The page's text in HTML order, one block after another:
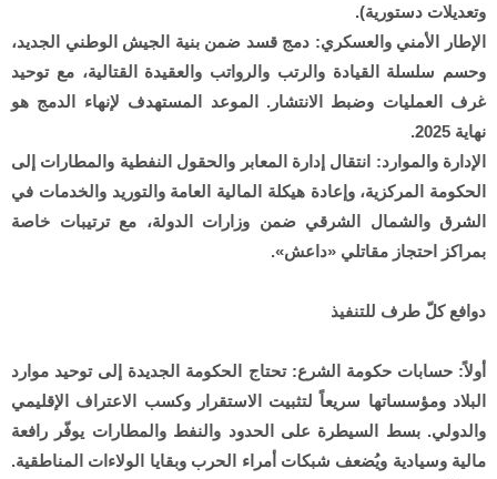
وتعديلات دستورية).
الإطار الأمني والعسكري: دمج قسد ضمن بنية الجيش الوطني الجديد،
وحسم سلسلة القيادة والرتب والرواتب والعقيدة القتالية، مع توحيد
غرف العمليات وضبط الانتشار. الموعد المستهدف لإنهاء الدمج هو
نهاية 2025.
الإدارة والموارد: انتقال إدارة المعابر والحقول النفطية والمطارات إلى
الحكومة المركزية، وإعادة هيكلة المالية العامة والتوريد والخدمات في
الشرق والشمال الشرقي ضمن وزارات الدولة، مع ترتيبات خاصة
بمراكز احتجاز مقاتلي «داعش».
دوافع كلّ طرف للتنفيذ
أولاً: حسابات حكومة الشرع: تحتاج الحكومة الجديدة إلى توحيد موارد
البلاد ومؤسساتها سريعاً لتثبيت الاستقرار وكسب الاعتراف الإقليمي
والدولي. بسط السيطرة على الحدود والنفط والمطارات يوفّر رافعة
مالية وسيادية ويُضعف شبكات أمراء الحرب وبقايا الولاءات المناطقية.